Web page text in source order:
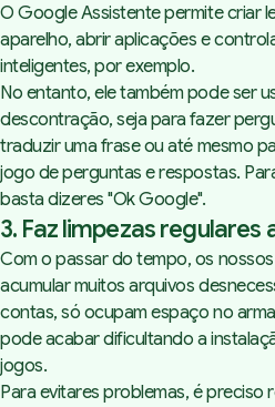
O Google Assistente permite criar
aparelho, abrir aplicações e
inteligentes, por exemplo.
No entanto, ele também pode ser
descontração, seja para fazer
traduzir uma frase ou até mesmo
jogo de perguntas e respostas.
basta dizeres "Ok Google".
3. Faz limpezas regulares
Com o passar do tempo, os
acumular muitos arquivos
contas, só ocupam espaço no
pode acabar dificultando a
jogos.
Para evitares problemas, é preciso